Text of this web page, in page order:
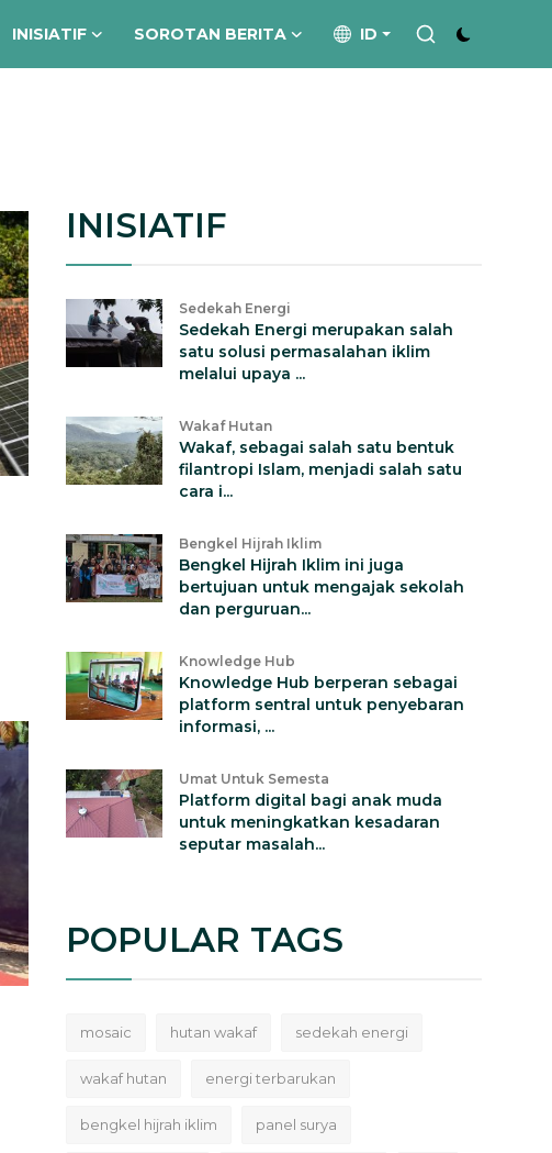
INISIATIF SOROTAN BERITA ID
INISIATIF
Sedekah Energi
Sedekah Energi merupakan salah
satu solusi permasalahan iklim
melalui upaya ...
Wakaf Hutan
Wakaf, sebagai salah satu bentuk
filantropi Islam, menjadi salah satu
cara i...
Bengkel Hijrah Iklim
Bengkel Hijrah Iklim ini juga
bertujuan untuk mengajak sekolah
dan perguruan...
Knowledge Hub
Knowledge Hub berperan sebagai
platform sentral untuk penyebaran
informasi, ...
Umat Untuk Semesta
Platform digital bagi anak muda
untuk meningkatkan kesadaran
seputar masalah...
POPULAR TAGS
mosaic hutan wakaf sedekah energi
wakaf hutan energi terbarukan
bengkel hijrah iklim panel surya